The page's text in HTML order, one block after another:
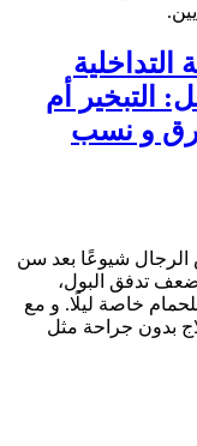
التداخلية
أفضل: التبخير أم
و نسب
الرجال شيوعًا بعد سن
تدفق البول،
خاصة ليلًا. و مع
بدون جراحة مثل